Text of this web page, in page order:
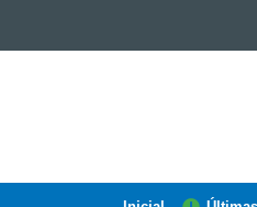
PARANÁ